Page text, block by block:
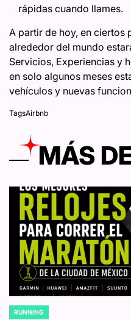
rápidas cuando llames.
A partir de hoy, en ciertos
alrededor del mundo
Servicios, Experiencias y
en solo algunos meses
vehículos y nuevas
TagsAirbnb
MÁS
POSTED
RUNNING